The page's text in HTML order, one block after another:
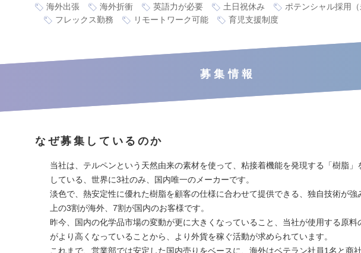
海外出張 海外折衝 英語力が必要 土日祝休み
ポテンシャル採用
フレックス勤務
リモートワーク可能 育児支援制度
募集情報
なぜ募集しているのか
当社は、テルペンという天然由来の素材を使って、粘接着機能を発現する「樹脂」
している、世界に3社のみ、国内唯一のメーカーです。
淡色で、熱安定性に優れた樹脂を顧客の仕様に合わせて提供できる、独自技術が強
上の3割が海外、7割が国内のお客様です。
昨今、国内の化学品市場の変動が更に大きくなっていること、当社が使用する原料
がより高くなっていることから、より外貨を稼ぐ活動が求められています。
これまで、営業部では安定した国内売りをベースに、海外はベテラン社員1名と商